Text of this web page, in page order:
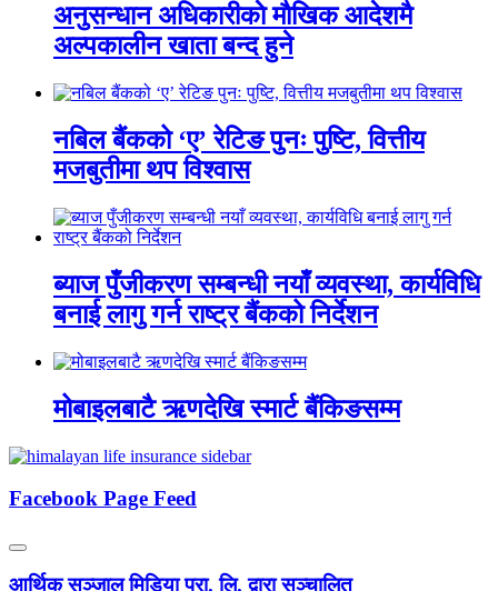
अनुसन्धान अधिकारीकाे माैखिक आदेशमै
अल्पकालीन खाता बन्द हुने
नबिल बैंकको ‘ए’ रेटिङ पुनः पुष्टि, वित्तीय
मजबुतीमा थप विश्वास
ब्याज पुँजीकरण सम्बन्धी नयाँ व्यवस्था, कार्यविधि
बनाई लागु गर्न राष्ट्र बैंकको निर्देशन
मोबाइलबाटै ऋणदेखि स्मार्ट बैंकिङसम्म
Facebook Page Feed
आर्थिक सञ्जाल मिडिया प्रा. लि. द्वारा सञ्चालित